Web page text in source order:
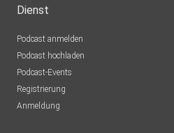
Dienst
Podcast anmelden
Podcast hochladen
Podcast-Events
Registrierung
Anmeldung